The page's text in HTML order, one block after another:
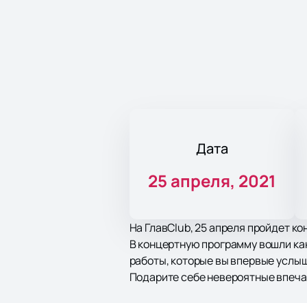
Дата
25 апреля, 2021
На ГлавClub, 25 апреля пройдет
В концертную программу вошли
работы, которые вы впервые
Подарите себе невероятные